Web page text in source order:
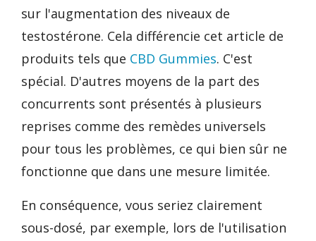
sur l'augmentation des niveaux de
testostérone. Cela différencie cet article de
produits tels que CBD Gummies. C'est
spécial. D'autres moyens de la part des
concurrents sont présentés à plusieurs
reprises comme des remèdes universels
pour tous les problèmes, ce qui bien sûr ne
fonctionne que dans une mesure limitée.
En conséquence, vous seriez clairement
sous-dosé, par exemple, lors de l'utilisation